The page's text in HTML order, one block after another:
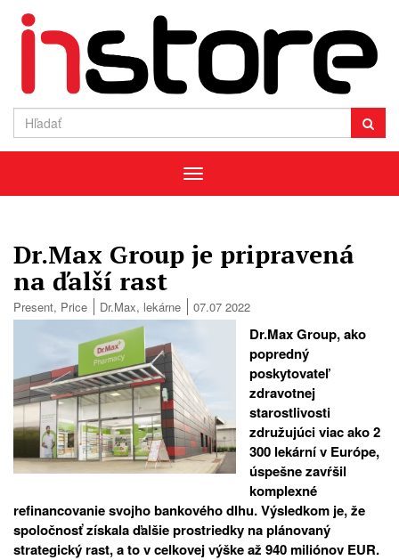
Menu
Dr.Max Group je pripravená
na ďalší rast
Present, Price Dr.Max, lekárne 07.07 2022
Dr.Max Group, ako
popredný
poskytovateľ
zdravotnej
starostlivosti
združujúci viac ako 2
300 lekární v Európe,
úspešne zavŕšil
komplexné
refinancovanie svojho bankového dlhu. Výsledkom je, že
spoločnosť získala ďalšie prostriedky na plánovaný
strategický rast, a to v celkovej výške až 940 miliónov EUR.